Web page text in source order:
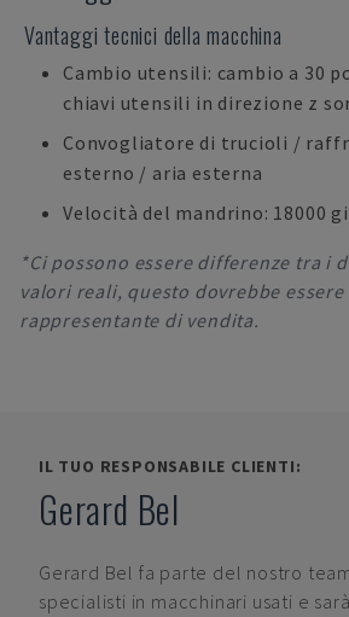
Vantaggi tecnici della macchina
Cambio utensili: cambio a 30
chiavi utensili in direzione z
Convogliatore di trucioli /
esterno / aria esterna
Velocità del mandrino: 18000
*Ci possono essere differenze tra i
valori reali, questo dovrebbe
rappresentante di vendita.
IL TUO RESPONSABILE CLIENTI:
Gerard Bel
Gerard Bel fa parte del nostro
specialisti in macchinari usati e